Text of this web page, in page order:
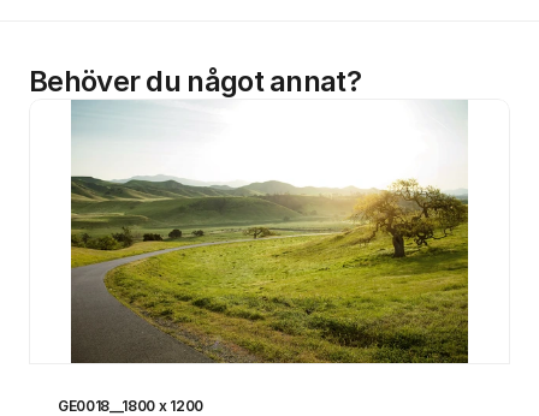
Behöver du något annat?
GE0018__1800 x 1200